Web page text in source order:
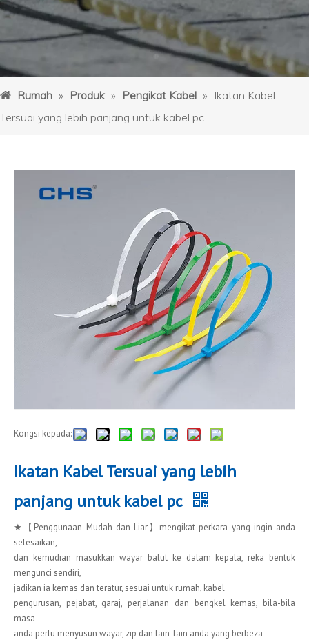
Rumah » Produk » Pengikat Kabel » Ikatan Kabel
Tersuai yang lebih panjang untuk kabel pc
Kongsi kepada:
Ikatan Kabel Tersuai yang lebih
panjang untuk kabel pc
★【Penggunaan Mudah dan Liar】mengikat perkara yang ingin anda
selesaikan,
dan kemudian masukkan wayar balut ke dalam kepala, reka bentuk
mengunci sendiri,
jadikan ia kemas dan teratur, sesuai untuk rumah, kabel
pengurusan, pejabat, garaj, perjalanan dan bengkel kemas, bila-bila
masa
anda perlu menyusun wayar, zip dan lain-lain anda yang berbeza